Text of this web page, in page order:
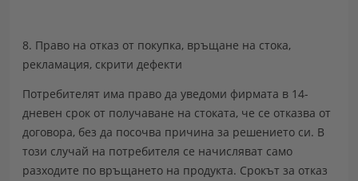
8. Право на отказ от покупка, връщане на стока,
рекламация, скрити дефекти
Потребителят има право да уведоми фирмата в 14-
дневен срок от получаване на стоката, че се отказва от
договора, без да посочва причина за решението си. В
този случай на потребителя се начисляват само
разходите по връщането на продукта. Срокът за отказ